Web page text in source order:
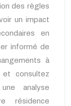
des règles
un impact
en
informé de
à
et consultez
analyse
résidence